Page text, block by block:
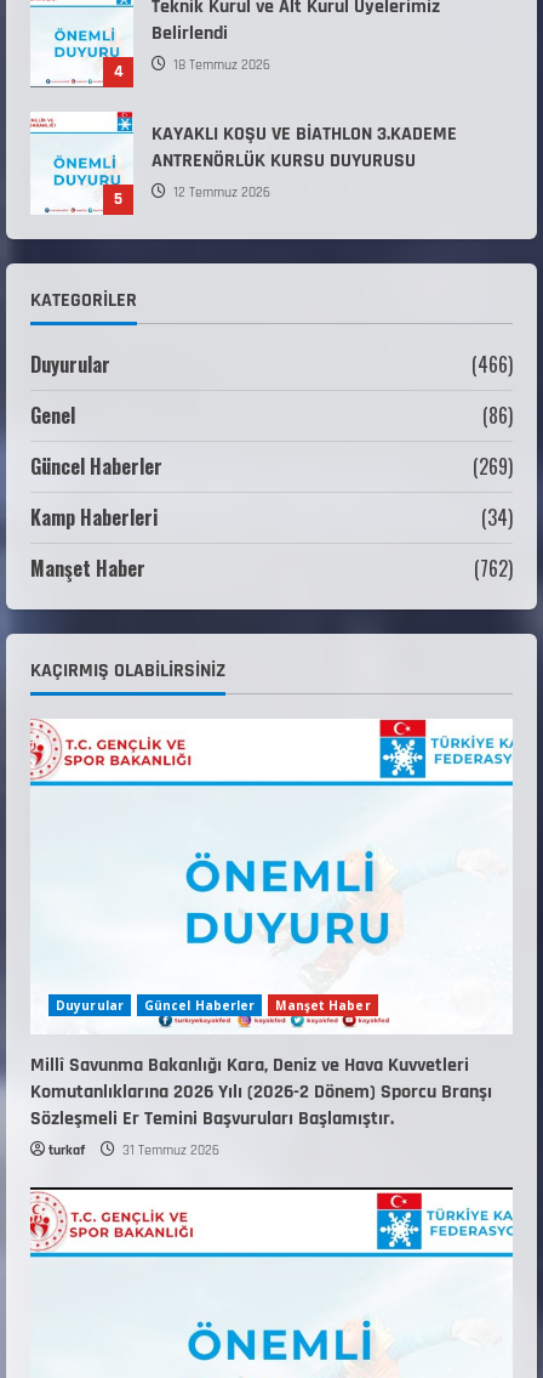
4
Teknik Kurul ve Alt Kurul Üyelerimiz
Belirlendi
18 Temmuz 2026
5
KAYAKLI KOŞU VE BİATHLON 3.KADEME
ANTRENÖRLÜK KURSU DUYURUSU
12 Temmuz 2026
1
Temini Başvuruları Başlamıştır.
2
ANALİG TEKERLEKLİ KAYAK TÜRKİYE
22 Temmuz 2026
3
ANALİG TEKERLEKLİ KAYAK TÜRKİYE
ŞAMPİYONASI GÖREVLİ LİSTESİ
Belirlendi
KAYAKLI KOŞU VE BİATHLON 3.KADEME
KATEGORILER
Duyurular
(466)
Genel
(86)
Güncel Haberler
(269)
Kamp Haberleri
(34)
Manşet Haber
(762)
KAÇIRMIŞ OLABILIRSINIZ
Duyurular Güncel Haberler Manşet Haber
Millî Savunma Bakanlığı Kara, Deniz ve Hava Kuvvetleri
Komutanlıklarına 2026 Yılı (2026-2 Dönem) Sporcu Branşı
Sözleşmeli Er Temini Başvuruları Başlamıştır.
turkaf 31 Temmuz 2026